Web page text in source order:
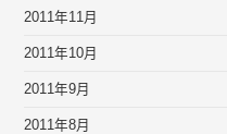
2011年11月
2011年10月
2011年9月
2011年8月